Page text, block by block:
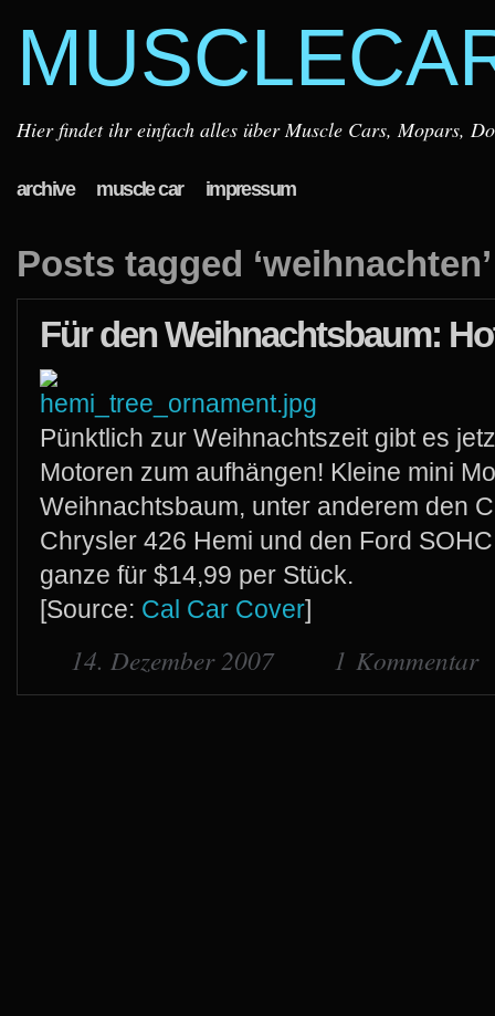
Hier findet ihr einfach alles über Muscle Cars, Mopars,
archive muscle car impressum
Posts tagged ‘weihnachten’
Für den Weihnachtsbaum:
Pünktlich zur Weihnachtszeit gibt es
Motoren zum aufhängen! Kleine mini
Weihnachtsbaum, unter anderem den
Chrysler 426 Hemi und den Ford
ganze für $14,99 per Stück.
[Source: Cal Car Cover]
14. Dezember 2007 1 Kommentar